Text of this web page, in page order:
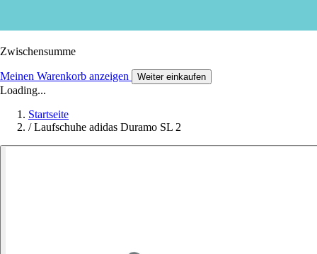
Zwischensumme
Meinen Warenkorb anzeigen Weiter einkaufen
Loading...
Startseite
/ Laufschuhe adidas Duramo SL 2